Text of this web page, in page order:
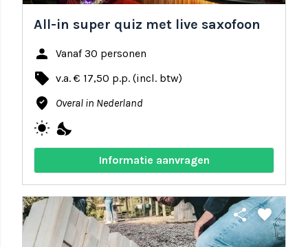
All-in super quiz met live saxofoon
person Vanaf 30 personen
local_offer v.a. € 17,50 p.p. (incl. btw)
where_to_vote Overal in Nederland
wb_sunny nights_stay
Informatie aanvragen
share favorite